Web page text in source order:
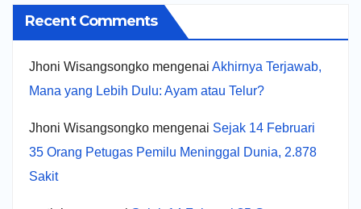
Recent Comments
Jhoni Wisangsongko mengenai Akhirnya Terjawab,
Mana yang Lebih Dulu: Ayam atau Telur?
Jhoni Wisangsongko mengenai Sejak 14 Februari
35 Orang Petugas Pemilu Meninggal Dunia, 2.878
Sakit